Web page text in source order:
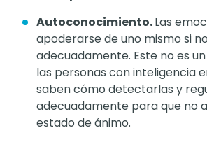
Autoconocimiento.Las
apoderarse de uno mismo si
adecuadamente. Este no es
las personas con inteligencia
saben cómo detectarlas y
adecuadamente para que no
estado de ánimo.